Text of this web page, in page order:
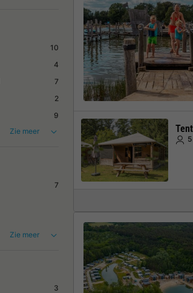
10
4
7
2
9
Zie meer
7
Zie meer
3